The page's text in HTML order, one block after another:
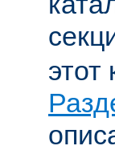
этот